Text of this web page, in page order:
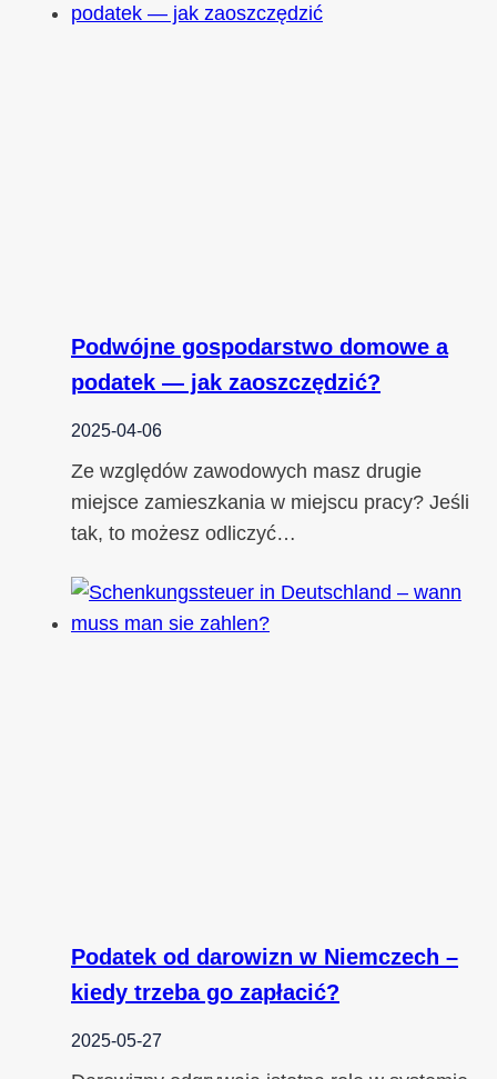
Podwójne gospodarstwo domowe a
podatek — jak zaoszczędzić?
2025-04-06
Ze względów zawodowych masz drugie
miejsce zamieszkania w miejscu pracy? Jeśli
tak, to możesz odliczyć…
Podatek od darowizn w Niemczech –
kiedy trzeba go zapłacić?
2025-05-27